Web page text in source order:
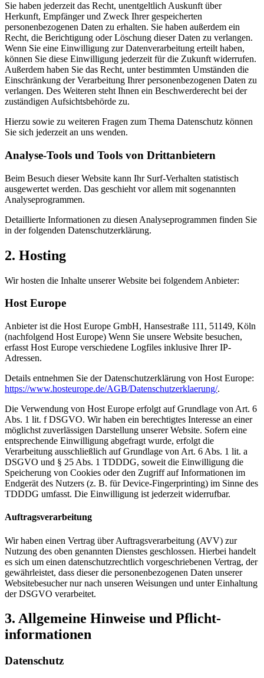
Sie haben jederzeit das Recht, unentgeltlich Auskunft über
Herkunft, Empfänger und Zweck Ihrer gespeicherten
personenbezogenen Daten zu erhalten. Sie haben außerdem ein
Recht, die Berichtigung oder Löschung dieser Daten zu verlangen.
Wenn Sie eine Einwilligung zur Datenverarbeitung erteilt haben,
können Sie diese Einwilligung jederzeit für die Zukunft widerrufen.
Außerdem haben Sie das Recht, unter bestimmten Umständen die
Einschränkung der Verarbeitung Ihrer personenbezogenen Daten zu
verlangen. Des Weiteren steht Ihnen ein Beschwerderecht bei der
zuständigen Aufsichtsbehörde zu.
Hierzu sowie zu weiteren Fragen zum Thema Datenschutz können
Sie sich jederzeit an uns wenden.
Analyse-Tools und Tools von Dritt­anbietern
Beim Besuch dieser Website kann Ihr Surf-Verhalten statistisch
ausgewertet werden. Das geschieht vor allem mit sogenannten
Analyseprogrammen.
Detaillierte Informationen zu diesen Analyseprogrammen finden Sie
in der folgenden Datenschutzerklärung.
2. Hosting
Wir hosten die Inhalte unserer Website bei folgendem Anbieter:
Host Europe
Anbieter ist die Host Europe GmbH, Hansestraße 111, 51149, Köln
(nachfolgend Host Europe) Wenn Sie unsere Website besuchen,
erfasst Host Europe verschiedene Logfiles inklusive Ihrer IP-
Adressen.
Details entnehmen Sie der Datenschutzerklärung von Host Europe:
https://www.hosteurope.de/AGB/Datenschutzerklaerung/.
Die Verwendung von Host Europe erfolgt auf Grundlage von Art. 6
Abs. 1 lit. f DSGVO. Wir haben ein berechtigtes Interesse an einer
möglichst zuverlässigen Darstellung unserer Website. Sofern eine
entsprechende Einwilligung abgefragt wurde, erfolgt die
Verarbeitung ausschließlich auf Grundlage von Art. 6 Abs. 1 lit. a
DSGVO und § 25 Abs. 1 TDDDG, soweit die Einwilligung die
Speicherung von Cookies oder den Zugriff auf Informationen im
Endgerät des Nutzers (z. B. für Device-Fingerprinting) im Sinne des
TDDDG umfasst. Die Einwilligung ist jederzeit widerrufbar.
Auftragsverarbeitung
Wir haben einen Vertrag über Auftragsverarbeitung (AVV) zur
Nutzung des oben genannten Dienstes geschlossen. Hierbei handelt
es sich um einen datenschutzrechtlich vorgeschriebenen Vertrag, der
gewährleistet, dass dieser die personenbezogenen Daten unserer
Websitebesucher nur nach unseren Weisungen und unter Einhaltung
der DSGVO verarbeitet.
3. Allgemeine Hinweise und Pflicht­
informationen
Datenschutz